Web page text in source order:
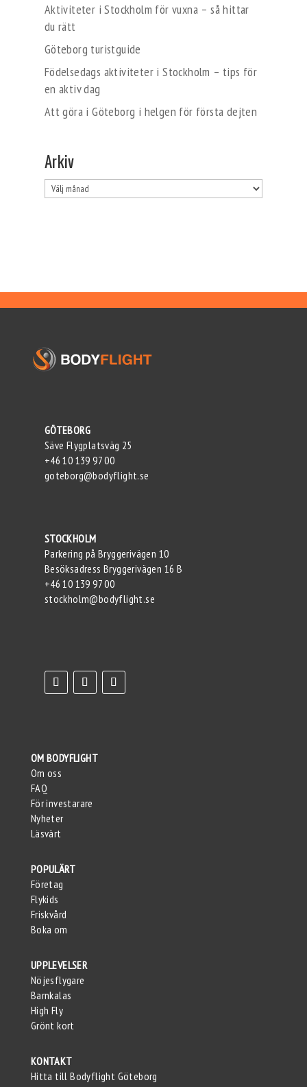
Aktiviteter i Stockholm för vuxna – så hittar
du rätt
Göteborg turistguide
Födelsedags aktiviteter i Stockholm – tips för
en aktiv dag
Att göra i Göteborg i helgen för första dejten
Arkiv
Arkiv
GÖTEBORG
Säve Flygplatsväg 25
+46 10 139 97 00
goteborg@bodyflight.se
STOCKHOLM
Parkering på Bryggerivägen 10
Besöksadress Bryggerivägen 16 B
+46 10 139 97 00
stockholm@bodyflight.se
OM BODYFLIGHT
Om oss
FAQ
För investarare
Nyheter
Läsvärt
POPULÄRT
Företag
Flykids
Friskvård
Boka om
UPPLEVELSER
Nöjesflygare
Barnkalas
High Fly
Grönt kort
KONTAKT
Hitta till Bodyflight Göteborg